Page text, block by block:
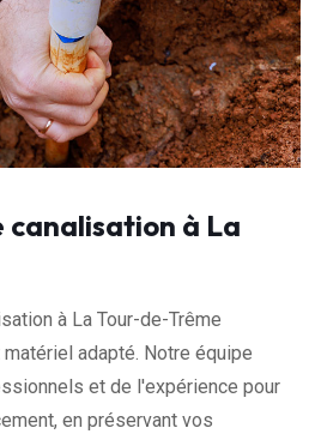
canalisation à La
à La Tour-de-Trême
adapté. Notre équipe
et de l'expérience pour
en préservant vos